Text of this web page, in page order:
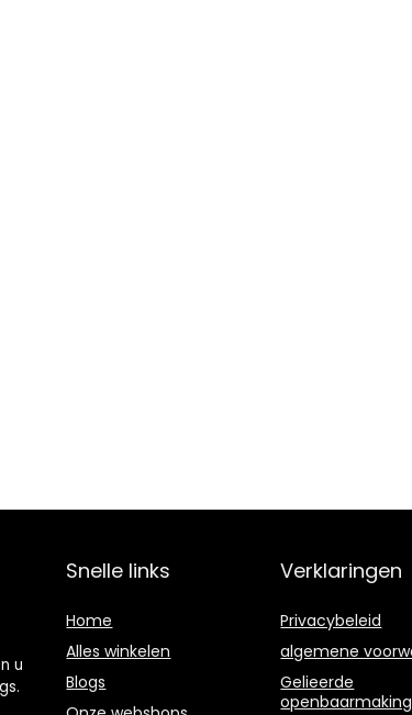
u
Snelle links
Home
Alles winkelen
Blogs
Verklaringen
Privacybeleid
algemene
Gelieerde
openbaarmaking